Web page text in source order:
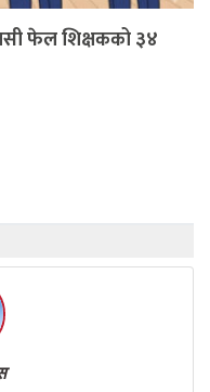
फेल शिक्षकको ३४